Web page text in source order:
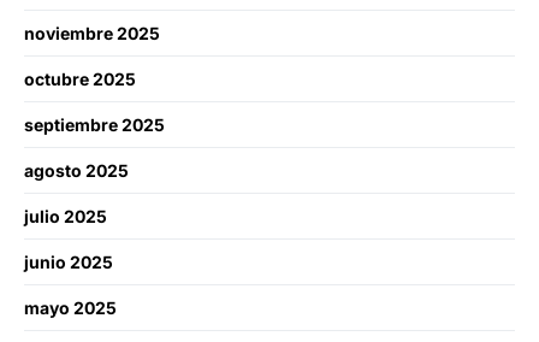
noviembre 2025
octubre 2025
septiembre 2025
agosto 2025
julio 2025
junio 2025
mayo 2025